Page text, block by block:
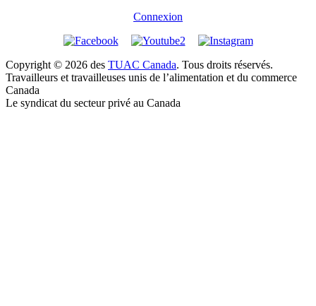
Connexion
Copyright © 2026 des TUAC Canada. Tous droits réservés.
Travailleurs et travailleuses unis de l’alimentation et du commerce
Canada
Le syndicat du secteur privé au Canada